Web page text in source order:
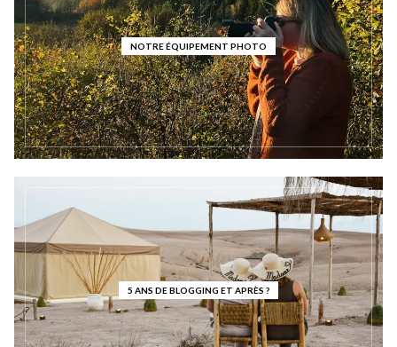
NOTRE ÉQUIPEMENT PHOTO
5 ANS DE BLOGGING ET APRÈS ?